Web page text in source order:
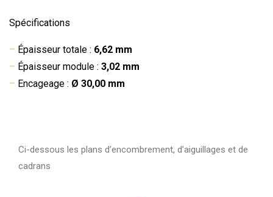
Spécifications
– Épaisseur totale : 6,62 mm
– Épaisseur module : 3,02 mm
– Encageage : Ø 30,00 mm
Ci-dessous les plans d’encombrement, d’aiguillages et de
cadrans